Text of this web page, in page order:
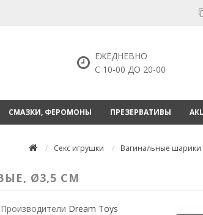
ЕЖЕДНЕВНО
С 10-00 ДО 20-00
СМАЗКИ, ФЕРОМОНЫ ПРЕЗЕРВАТИВЫ
Секс игрушки Вагинальные шарики
Ø3,5 СМ
Производители Dream Toys